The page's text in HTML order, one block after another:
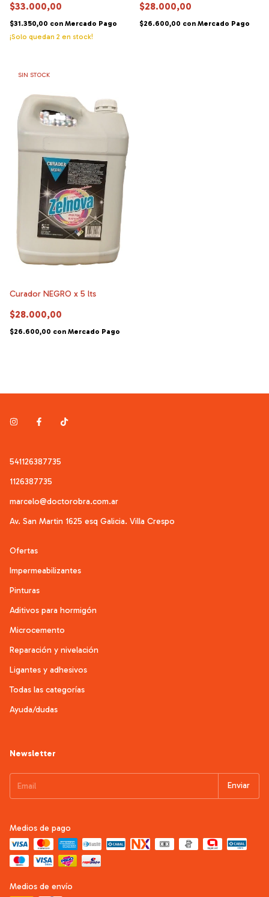
$33.000,00
$31.350,00 con Mercado Pago
¡Solo quedan 2 en stock!
$28.000,00
$26.600,00 con Mercado Pago
SIN STOCK
Curador NEGRO x 5 lts
$28.000,00
$26.600,00 con Mercado Pago
541126387735
1126387735
marcelo@doctorobra.com.ar
Av. San Martin 1625 esq Galicia. Villa Crespo
Ofertas
Impermeabilizantes
Pinturas
Aditivos para hormigón
Microcemento
Reparación y nivelación
Ligantes y adhesivos
Todas las categorías
Ayuda/dudas
Newsletter
Medios de pago
Medios de envío